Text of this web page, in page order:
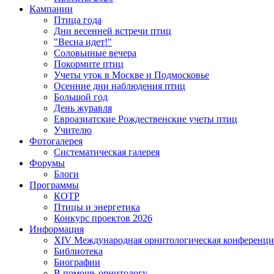
Кампании
Птица года
Дни весенней встречи птиц
"Весна идет!"
Соловьиные вечера
Покормите птиц
Учеты уток в Москве и Подмосковье
Осенние дни наблюдения птиц
Большой год
День журавля
Евроазиатские Рождественские учеты птиц
Учителю
Фотогалерея
Систематическая галерея
Форумы
Блоги
Программы
КОТР
Птицы и энергетика
Конкурс проектов 2026
Информация
XIV Международная орнитологическая
Библиотека
Биографии